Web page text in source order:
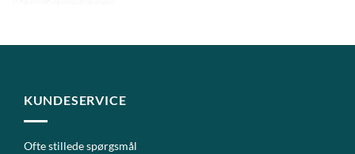
KUNDESERVICE
Ofte stillede spørgsmål